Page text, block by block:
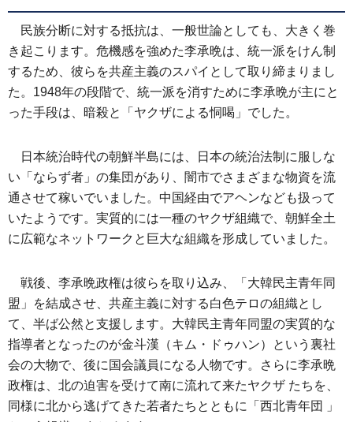
民族分断に対する抵抗は、一般世論としても、大きく巻
き起こります。危機感を強めた李承晩は、統一派をけん制
するため、彼らを共産主義のスパイとして取り締まりまし
た。1948年の段階で、統一派を消すために李承晩が主にと
った手段は、暗殺と「ヤクザによる恫喝」でした。
日本統治時代の朝鮮半島には、日本の統治法制に服しな
い「ならず者」の集団があり、闇市でさまざまな物資を流
通させて稼いでいました。中国経由でアヘンなども扱って
いたようです。実質的には一種のヤクザ組織で、朝鮮全土
に広範なネットワークと巨大な組織を形成していました。
戦後、李承晩政権は彼らを取り込み、「大韓民主青年同
盟」を結成させ、共産主義に対する白色テロの組織とし
て、半ば公然と支援します。大韓民主青年同盟の実質的な
指導者となったのが金斗漢（キム・ドゥハン）という裏社
会の大物で、後に国会議員になる人物です。さらに李承晩
政権は、北の迫害を受けて南に流れて来たヤクザ たちを、
同様に北から逃げてきた若者たちとともに「西北青年団 」